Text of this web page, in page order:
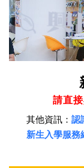
請直
其他資訊： 認
新生入學服務